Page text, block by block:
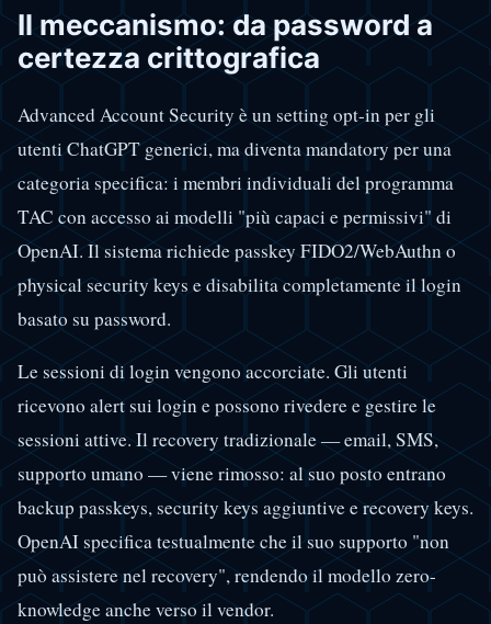
Il meccanismo: da password a
certezza crittografica
Advanced Account Security è un setting opt-in per gli
utenti ChatGPT generici, ma diventa mandatory per una
categoria specifica: i membri individuali del programma
TAC con accesso ai modelli "più capaci e permissivi" di
OpenAI. Il sistema richiede passkey FIDO2/WebAuthn o
physical security keys e disabilita completamente il login
basato su password.
Le sessioni di login vengono accorciate. Gli utenti
ricevono alert sui login e possono rivedere e gestire le
sessioni attive. Il recovery tradizionale — email, SMS,
supporto umano — viene rimosso: al suo posto entrano
backup passkeys, security keys aggiuntive e recovery keys.
OpenAI specifica testualmente che il suo supporto "non
può assistere nel recovery", rendendo il modello zero-
knowledge anche verso il vendor.